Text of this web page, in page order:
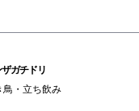
車椅子利用可能トイレ(南館1F)
ザガチドリ
鳥・立ち飲み